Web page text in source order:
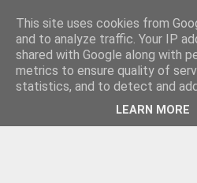
This site uses cookies from
and to analyze traffic. Your IP
shared with Google along with
metrics to ensure quality of
statistics, and to detect and
LEARN MORE